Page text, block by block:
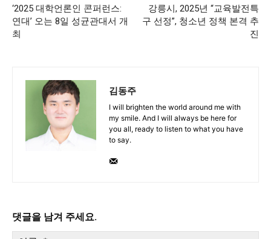
‘2025 대학언론인 콘퍼런스:
연대’ 오는 8일 성균관대서 개
최
강릉시, 2025년 “교육발전특
구 선정”, 청소년 정책 본격 추
진
김동주
I will brighten the world around me with
my smile. And I will always be here for
you all, ready to listen to what you have
to say.
댓글을 남겨 주세요.